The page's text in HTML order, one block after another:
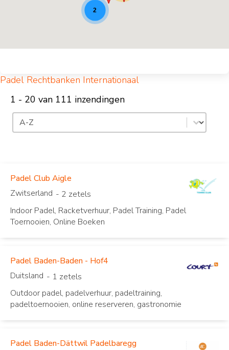
2
Padel Rechtbanken Internationaal
1 - 20 van 111 inzendingen
Sorteren
Inhoud sorteren
Padel Club Aigle
Zwitserland - 2 zetels
Indoor Padel, Racketverhuur, Padel Training, Padel
Toernooien, Online Boeken
Padel Baden-Baden - Hof4
Duitsland - 1 zetels
Outdoor padel, padelverhuur, padeltraining,
padeltoernooien, online reserveren, gastronomie
Padel Baden-Dättwil Padelbaregg